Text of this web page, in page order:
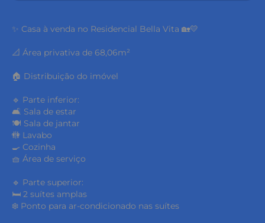
✨ Casa à venda no Residencial Bella Vita 🏡💛
📐 Área privativa de 68,06m²
🏠 Distribuição do imóvel
🔹 Parte inferior:
🛋️ Sala de estar
🍽️ Sala de jantar
🚻 Lavabo
🍳 Cozinha
🧺 Área de serviço
🔹 Parte superior:
🛏️ 2 suítes amplas
❄️ Ponto para ar-condicionado nas suítes